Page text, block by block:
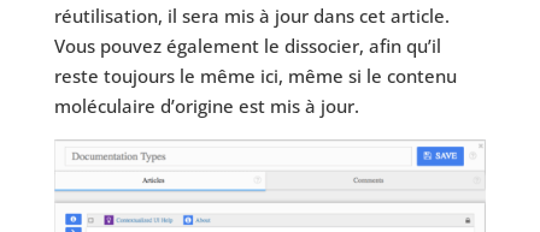
réutilisation, il sera mis à jour dans cet article.
Vous pouvez également le dissocier, afin qu’il
reste toujours le même ici, même si le contenu
moléculaire d’origine est mis à jour.